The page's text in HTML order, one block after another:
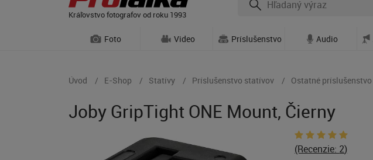
Kráľovstvo fotografov od roku 1993
Foto Video Príslušenstvo Audio
Úvod E-Shop Statívy Príslušenstvo statívov Ostatné príslušenstvo
Joby GripTight ONE Mount, Čierny
(Recenzie: 2)